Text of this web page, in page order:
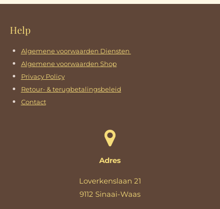
Help
Algemene voorwaarden Diensten
Algemene voorwaarden Shop
Privacy Policy
Retour- & terugbetalingsbeleid
Contact
Adres
Loverkenslaan 21
9112 Sinaai-Waas